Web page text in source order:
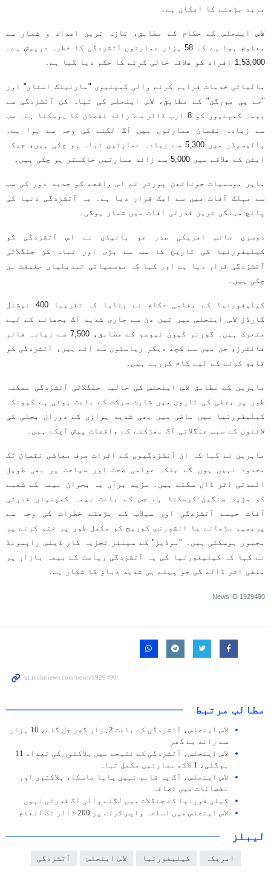
مزید بڑھنے کا امکان ہے۔
لاس اینجلس کے حکام کے مطابق، تازہ ترین اعداد و شمار سے
معلوم ہوا ہے کہ 58 ہزار عمارتوں آتشزدگی کا خطرہ درپیش ہے۔
1,53,000 افراد کو علاقہ خالی کرنے کا حکم دیا گیا ہے۔
مالیاتی خدمات فراہم کرنے والی کمپنیوں "مارنینگ اسٹار" اور
"جے پی مورگن" کے مطابق، لاس اینجلس کی تباہ کن آتشزدگی سے
بیمہ کمپنیوں کو 8 ارب ڈالر سے زائد نقصان کا ہوسکتا ہے۔ سب
سے زیادہ نقصان عمارتوں میں آگ لگنے کی وجہ سے ہوا ہے۔
پالیسیڈز میں 5,300 سے زیادہ عمارتیں تباہ ہو چکی ہیں، جبکہ
ایٹن کے علاقے میں 5,000 سے زائد عمارتیں خاکستر ہو چکی ہیں۔
ماہر موسمیات جوناتھن پورٹر نے اس واقعے کو جدید دور کی سب
سے مہلک آفات میں سے ایک قرار دیا ہے۔ یہ آتشزدگی دنیا کی
پانچ مہنگی ترین قدرتی آفات میں شمار ہوگی۔
دوسری جانب امریکی صدر جو بائیڈن نے اس آتشزدگی کو
کیلیفورنیا کی تاریخ کا سب سے بڑی اور تباہ کن جنگلاتی
آتشزدگی قرار دیا ہے اور کہا کہ موسمیاتی تبدیلیاں حقیقت بن
چکی ہیں۔
کیلیفورنیا کے مقامی حکام نے بتایا کہ تقریبا 400 نیشنل
گارڈز لاس اینجلس میں تین دن سے جاری شدید آگ بجھانے کے لیے
متحرک ہیں۔ گورنر گیون نیوسم کے مطابق، 7,500 سے زیادہ فائر
فائٹرز، جن میں سے کچھ دیگر ریاستوں سے آئے ہیں، آتشزدگی کو
قابو کرنے کے لیے کام کررہے ہیں۔
ماہرین کے مطابق لاس اینجلس کی حالیہ جنگلاتی آتشزدگی ممکنہ
طور پر بجلی کی تاروں میں شارٹ سرکٹ کے باعث ہوئی ہے کیونکہ
کیلیفورنیا میں ماضی میں بھی شدید ہواؤں کے دوران بجلی کی
لائنوں کے سبب جنگلاتی آگ بھڑکنے کے واقعات پیش آچکے ہیں۔
ماہرین نے کہا کہ ان آتشزدگیوں کے اثرات صرف معاشی نقصان تک
محدود نہیں ہوں گے بلکہ عوامی صحت اور سیاحت پر بھی طویل
المدتی اثر ڈال سکتے ہیں۔ مزید برآں یہ بحران بیمہ کے شعبے
کو مزید سنگین کرسکتا ہے جس کے باعث بیمہ کمپنیاں قدرتی
آفات جیسے آتشزدگی اور سیلاب کے بڑھتے خطرات کی وجہ سے
پریمیم بڑھانے یا انشورنس کوریج کو مکمل طور پر ختم کرنے پر
مجبور ہوسکتی ہیں۔ "موڈیز" کے سینئر تجزیہ کار ڈینس راپمونڈ
نے کہا کہ کیلیفورنیا کی یہ آتشزدگی ریاست کے بیمہ بازار پر
منفی اثر ڈالے گی جو پہلے ہی شدید دباؤ کا شکار ہے۔
News ID 1929490
مطالب مرتبط
لاس اینجلس، آتشزدگی کے باعث 2ہزار گھر جل گئے، 10 ہزار
سے زائد بے گھر
لاس اینجلس، آتشزدگی کے نتیجے میں ہلاکتوں کی تعداد 11
ہوگئی، 1 لاکھ عمارتیں مکمل تباہ
لاس اینجلس، آگ پر قابو نہیں پایا جاسکا، ہلاکتوں اور
نقصانات میں اضافہ
کیلی فورنیا کے جنگلات میں لگنے والی آگ قدرتی نہیں
لاس اینجلس میں اسلحہ واپس کرنے پر 200 ڈالر تک انعام
لیبلز
امریکہ کیلیفورنیا لاس اینجلس آتشزدگی